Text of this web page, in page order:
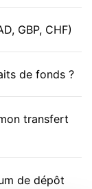
GBP, CHF)
de fonds ?
transfert
de dépôt